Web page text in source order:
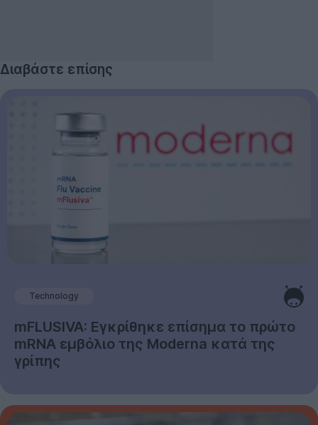
Διαβάστε επίσης
Technology
mFLUSIVA: Εγκρίθηκε επίσημα το πρώτο
mRNA εμβόλιο της Moderna κατά της
γρίπης